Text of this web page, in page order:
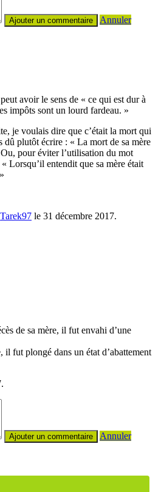
Annuler
peut avoir le sens de « ce qui est dur à
impôts sont un lourd fardeau. »
je voulais dire que c’était la mort qui
dû plutôt écrire : « La mort de sa mère
pour éviter l’utilisation du mot
Lorsqu’il entendit que sa mère était
Tarek97 le 31 décembre 2017.
de sa mère, il fut envahi d’une
il fut plongé dans un état d’abattement
Annuler